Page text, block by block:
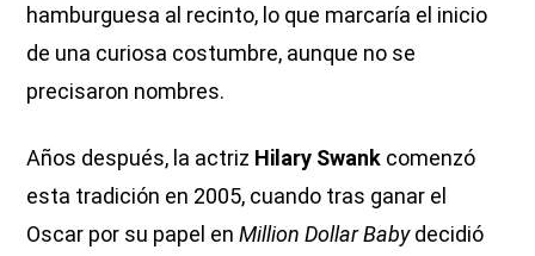
hamburguesa al recinto, lo que marcaría el inicio
de una curiosa costumbre, aunque no se
precisaron nombres.
Años después, la actriz Hilary Swank comenzó
esta tradición en 2005, cuando tras ganar el
Oscar por su papel enMillion Dollar Babydecidió